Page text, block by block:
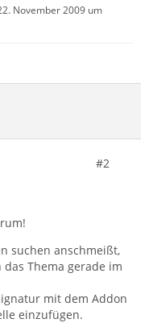
November 2009 um
#2
suchen anschmeißt,
Thema gerade im
mit dem Addon
einzufügen.